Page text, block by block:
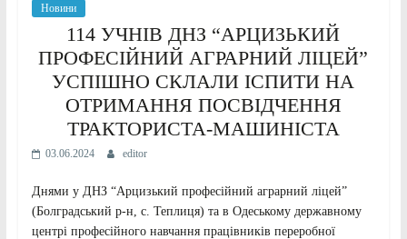
Новини
114 УЧНІВ ДНЗ “АРЦИЗЬКИЙ
ПРОФЕСІЙНИЙ АГРАРНИЙ ЛІЦЕЙ”
УСПІШНО СКЛАЛИ ІСПИТИ НА
ОТРИМАННЯ ПОСВІДЧЕННЯ
ТРАКТОРИСТА-МАШИНІСТА
03.06.2024 editor
Днями у ДНЗ “Арцизький професійний аграрний ліцей”
(Болградський р-н, с. Теплиця) та в Одеському державному
центрі професійного навчання працівників переробної